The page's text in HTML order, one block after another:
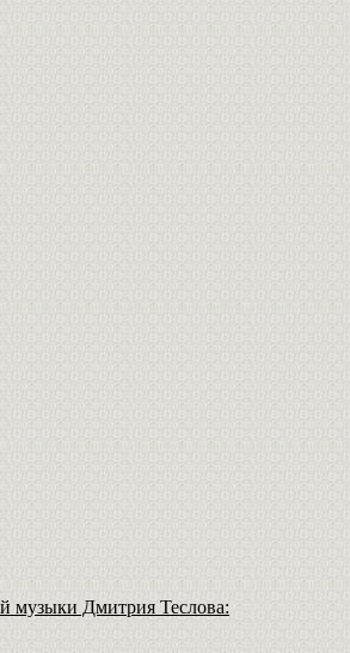
музыки Дмитрия Теслова: